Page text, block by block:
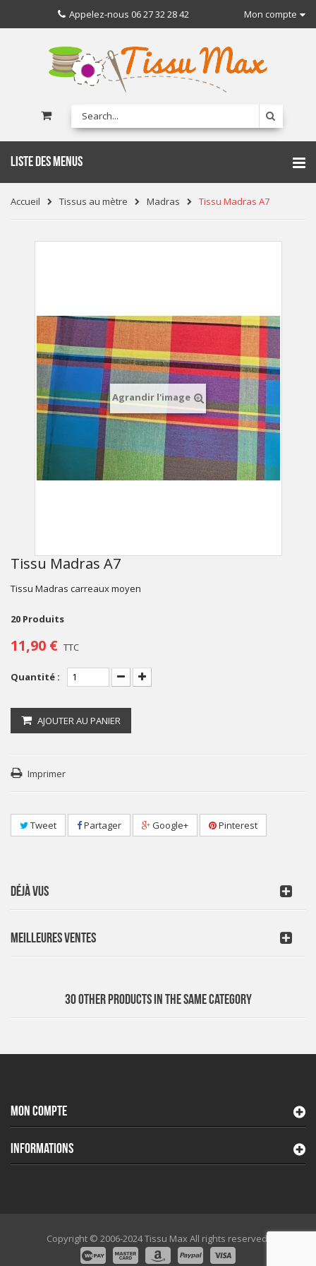
Mon compte
Appelez-nous 06 27 32 28 42
LISTE DES MENUS
Accueil Tissus au mètre Madras Tissu Madras A7
Agrandir l'image
Tissu Madras A7
Tissu Madras carreaux moyen
20 Produits
11,90 € TTC
Quantité :
AJOUTER AU PANIER
Imprimer
Tweet Partager Google+ Pinterest
DÉJÀ VUS
MEILLEURES VENTES
30 OTHER PRODUCTS IN THE SAME CATEGORY
MON COMPTE
INFORMATIONS
Copyright © 2006-2024 Tissu Max All rights reserved.